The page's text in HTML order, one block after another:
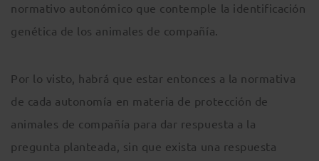
normativo autonómico que contemple la identificación
genética de los animales de compañía.
Por lo visto, habrá que estar entonces a la normativa
de cada autonomía en materia de protección de
animales de compañía para dar respuesta a la
pregunta planteada, sin que exista una respuesta